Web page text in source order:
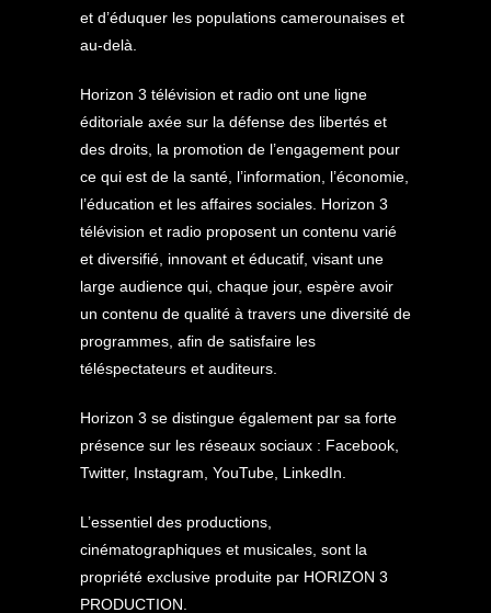
et d’éduquer les populations camerounaises et
au-delà.
Horizon 3 télévision et radio ont une ligne
éditoriale axée sur la défense des libertés et
des droits, la promotion de l’engagement pour
ce qui est de la santé, l’information, l’économie,
l’éducation et les affaires sociales. Horizon 3
télévision et radio proposent un contenu varié
et diversifié, innovant et éducatif, visant une
large audience qui, chaque jour, espère avoir
un contenu de qualité à travers une diversité de
programmes, afin de satisfaire les
téléspectateurs et auditeurs.
Horizon 3 se distingue également par sa forte
présence sur les réseaux sociaux : Facebook,
Twitter, Instagram, YouTube, LinkedIn.
L’essentiel des productions,
cinématographiques et musicales, sont la
propriété exclusive produite par HORIZON 3
PRODUCTION.